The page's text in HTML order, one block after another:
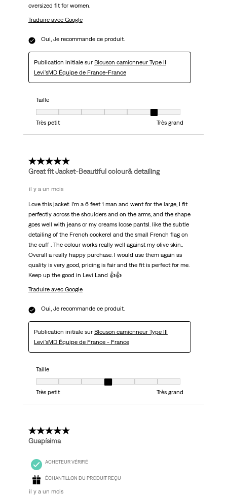
oversized fit for women.
Traduire avec Google
Oui, Je recommande ce produit.
Publication initiale sur Blouson camionneur Type II
Levi'sMD Équipe de France-France
Taille
Taille, 6 sur 7, où 1 est égal à Très petit et 7 est égal à Très grand
Très petit
Très grand
5 étoile(s) sur 5.
Great fit Jacket-Beautiful colour& detailing
il y a un mois
Love this jacket. I’m a 6 feet 1 man and went for the large, I fit
perfectly across the shoulders and on the arms, and the shape
goes well with jeans or my creams loose pantsI. like the subtle
detailing of the French cockerel and the small French flag on
the cuff . The colour works really well against my olive skin..
Overall a really happy purchase. I would use them again as
quality is very good, pricing is fair and the fit is perfect for me.
Keep up the good in Levi Land 👍👍
Traduire avec Google
Oui, Je recommande ce produit.
Publication initiale sur Blouson camionneur Type III
Levi'sMD Équipe de France - France
Taille
Taille, 4 sur 7, où 1 est égal à Très petit et 7 est égal à Très grand
Très petit
Très grand
5 étoile(s) sur 5.
Guapísima
ACHETEUR VÉRIFIÉ
ÉCHANTILLON DU PRODUIT REÇU
il y a un mois